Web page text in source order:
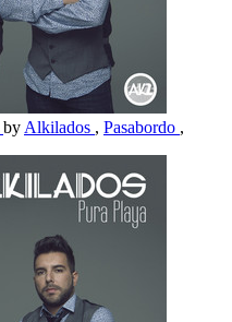
by Alkilados , Pasabordo ,